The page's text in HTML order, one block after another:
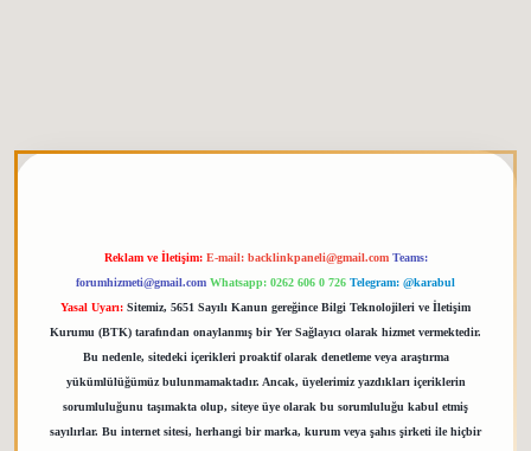
Reklam ve İletişim: E-mail: backlinkpaneli@gmail.com Teams:
forumhizmeti@gmail.com Whatsapp: 0262 606 0 726 Telegram: @karabul
Yasal Uyarı: Sitemiz, 5651 Sayılı Kanun gereğince Bilgi Teknolojileri ve İletişim
Kurumu (BTK) tarafından onaylanmış bir Yer Sağlayıcı olarak hizmet vermektedir.
Bu nedenle, sitedeki içerikleri proaktif olarak denetleme veya araştırma
yükümlülüğümüz bulunmamaktadır. Ancak, üyelerimiz yazdıkları içeriklerin
sorumluluğunu taşımakta olup, siteye üye olarak bu sorumluluğu kabul etmiş
sayılırlar. Bu internet sitesi, herhangi bir marka, kurum veya şahıs şirketi ile hiçbir